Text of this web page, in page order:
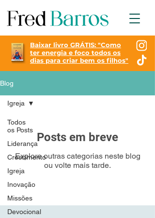
Baixar livro GRÁTIS: "Como
ter energia e foco todos os
dias para criar bem os filhos"
Blog
Todos
os Posts
Liderança
Crescimento
Igreja
Inovação
Missões
Devocional
Igreja
Posts em breve
Explore outras categorias neste blog
ou volte mais tarde.